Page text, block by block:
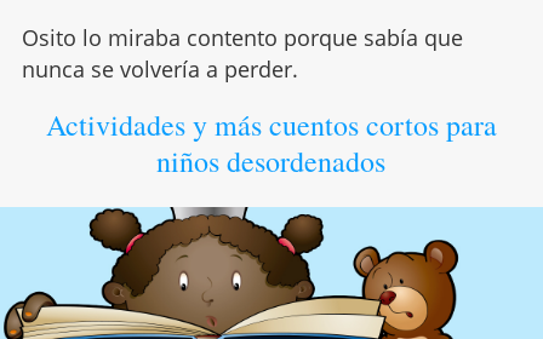
Osito lo miraba contento porque sabía que
nunca se volvería a perder.
Actividades y más cuentos cortos para
niños desordenados